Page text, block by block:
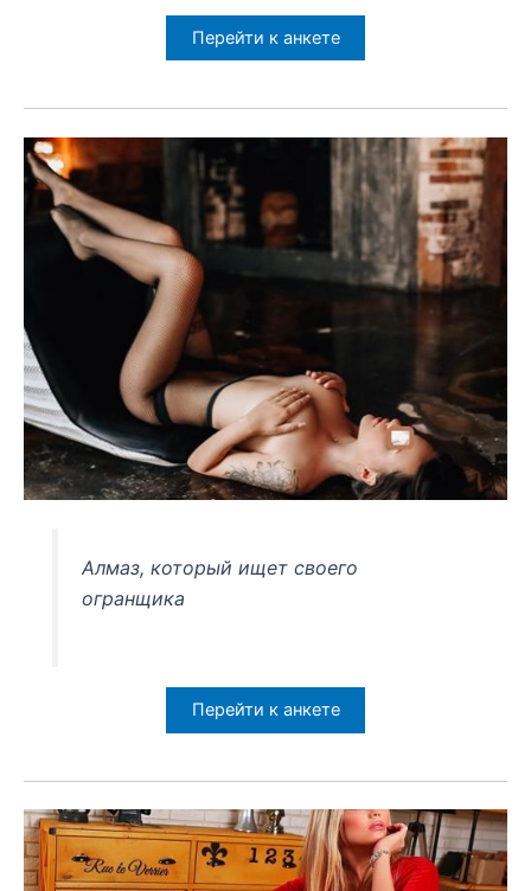
Перейти к анкете
Алмаз, который ищет своего
огранщика
Перейти к анкете